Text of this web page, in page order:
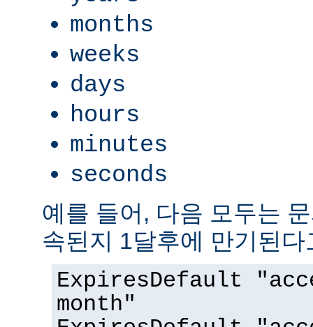
months
weeks
days
hours
minutes
seconds
예를 들어, 다음 모두는
속된지 1달후에 만기된
ExpiresDefault
month"